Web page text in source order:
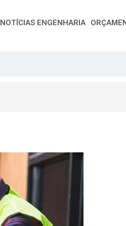
NOTÍCIAS ENGENHARIA